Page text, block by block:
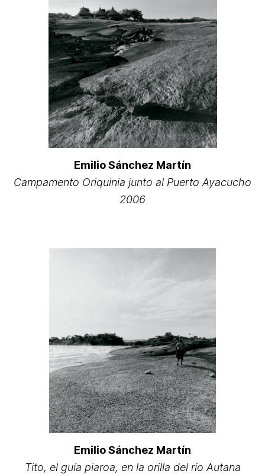
Emilio Sánchez Martín
Campamento Oriquinia junto al Puerto Ayacucho
2006
Emilio Sánchez Martín
Tito, el guía piaroa, en la orilla del río Autana